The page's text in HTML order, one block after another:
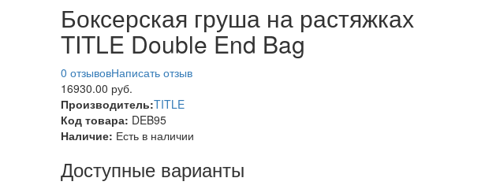
Боксерская груша на растяжках
TITLE Double End Bag
0 отзывовНаписать отзыв
16930.00 руб.
Производитель:TITLE
Код товара: DEB95
Наличие: Есть в наличии
Доступные варианты